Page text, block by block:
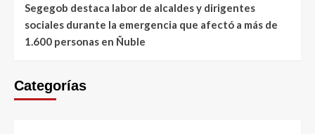
Segegob destaca labor de alcaldes y dirigentes
sociales durante la emergencia que afectó a más de
1.600 personas en Ñuble
Categorías